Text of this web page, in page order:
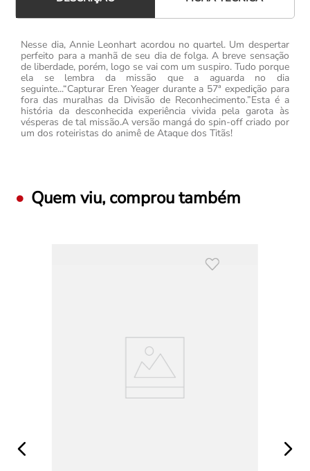
Nesse dia, Annie Leonhart acordou no quartel. Um despertar
perfeito para a manhã de seu dia de folga. A breve sensação
de liberdade, porém, logo se vai com um suspiro. Tudo porque
ela se lembra da missão que a aguarda no dia
seguinte...“Capturar Eren Yeager durante a 57ª expedição para
fora das muralhas da Divisão de Reconhecimento.”Esta é a
história da desconhecida experiência vivida pela garota às
vésperas de tal missão.A versão mangá do spin-off criado por
um dos roteiristas do animê de Ataque dos Titãs!
Quem viu, comprou também